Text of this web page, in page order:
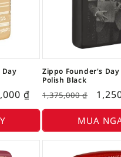
Day
₫
Zippo Founder's
Polish Black
1,375,000₫
MUA